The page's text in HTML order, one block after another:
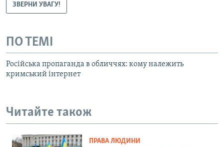
ЗВЕРНИ УВАГУ!
ПО ТЕМІ
Російська пропаганда в обличчях: кому належить
кримський інтернет
Читайте також
ПРАВА ЛЮДИНИ